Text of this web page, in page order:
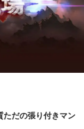
ただの張り付きマン